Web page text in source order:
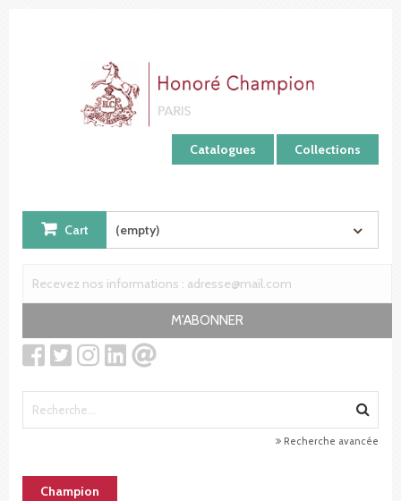
Catalogues Collections
Cart (empty)
M'ABONNER
Recherche avancée
Champion